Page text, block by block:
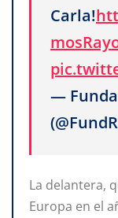
Carla!
—
La delantera,
Europa en el